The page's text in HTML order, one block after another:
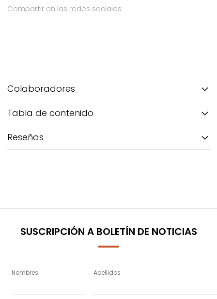
Compartir en las redes sociales
Colaboradores
Tabla de contenido
Reseñas
SUSCRIPCIÓN A BOLETÍN DE NOTICIAS
Nombres Apellidos